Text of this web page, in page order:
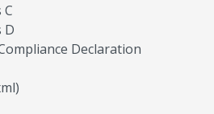
C
D
Declaration